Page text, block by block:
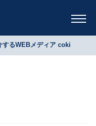
するWEBメディア coki